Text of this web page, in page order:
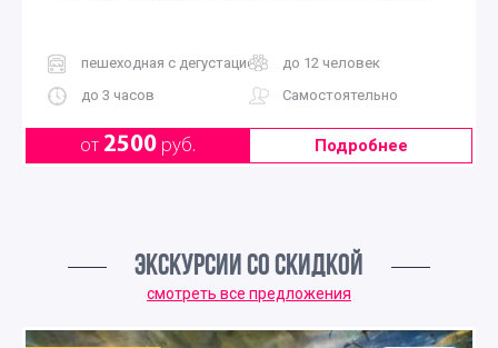
пешеходная с дегустацией
до 12 человек
до 3 часов
Самостоятельно
от 2500руб. Подробнее
ЭКСКУРСИИ СО СКИДКОЙ
смотреть все предложения